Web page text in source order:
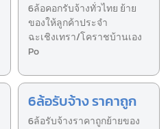
6ล้อคอกรับจ้างทั่วไทย ย้าย
ของให้ลูกค้าประจำ
ฉะเชิงเทรา/โคราชบ้านเอง
Po
6ล้อรับจ้าง ราคาถูก
6ล้อรับจ้างราคาถูกย้ายของ